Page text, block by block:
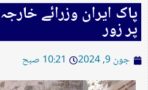
پاک ایران وزرائے
پر زور
جون 9, 2024 10:21 صبح